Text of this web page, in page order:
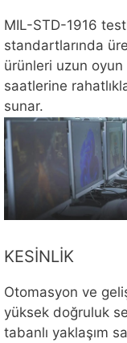
MIL-STD-1916
standartlarında
ürünleri uzun oyun
saatlerine
sunar.
KESİNLİK
Otomasyon ve
yüksek doğruluk
tabanlı yaklaşım